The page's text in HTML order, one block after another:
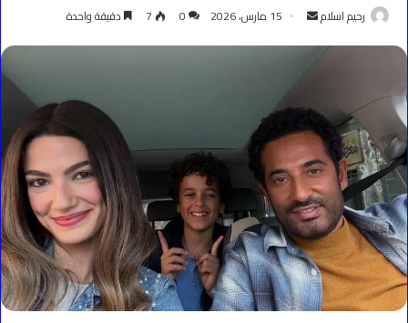
رحيم اسلام
أرسل 15 مارس، 2026 0
7 دقيقة واحدة